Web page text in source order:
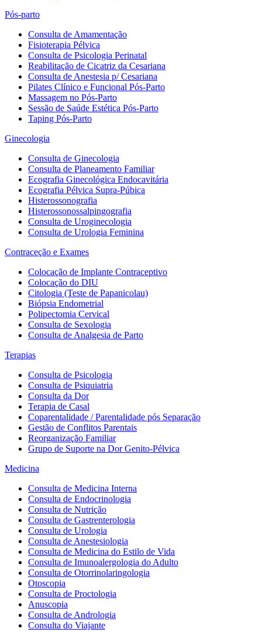
Pós-parto
Consulta de Amamentação
Fisioterapia Pélvica
Consulta de Psicologia Perinatal
Reabilitação de Cicatriz da Cesariana
Consulta de Anestesia p/ Cesariana
Pilates Clínico e Funcional Pós-Parto
Massagem no Pós-Parto
Sessão de Saúde Estética Pós-Parto
Taping Pós-Parto
Ginecologia
Consulta de Ginecologia
Consulta de Planeamento Familiar
Ecografia Ginecológica Endocavitária
Ecografia Pélvica Supra-Púbica
Histerossonografia
Histerossonossalpingografia
Consulta de Uroginecologia
Consulta de Urologia Feminina
Contraceção e Exames
Colocação de Implante Contraceptivo
Colocação do DIU
Citologia (Teste de Papanicolau)
Biópsia Endometrial
Polipectomia Cervical
Consulta de Sexologia
Consulta de Analgesia de Parto
Terapias
Consulta de Psicologia
Consulta de Psiquiatria
Consulta da Dor
Terapia de Casal
Coparentalidade / Parentalidade pós Separação
Gestão de Conflitos Parentais
Reorganização Familiar
Grupo de Suporte na Dor Genito-Pélvica
Medicina
Consulta de Medicina Interna
Consulta de Endocrinologia
Consulta de Nutrição
Consulta de Gastrenterologia
Consulta de Urologia
Consulta de Anestesiologia
Consulta de Medicina do Estilo de Vida
Consulta de Imunoalergologia do Adulto
Consulta de Otorrinolaringologia
Otoscopia
Consulta de Proctologia
Anuscopia
Consulta de Andrologia
Consulta do Viajante